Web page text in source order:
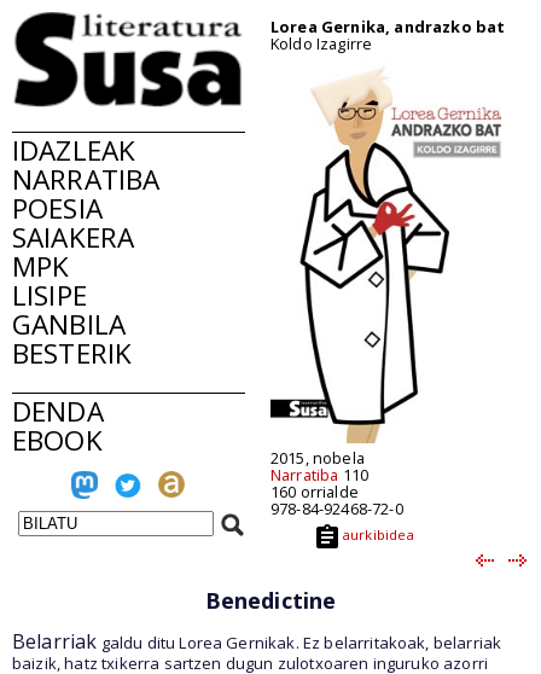
IDAZLEAK
NARRATIBA
POESIA
SAIAKERA
MPK
LISIPE
GANBILA
BESTERIK
DENDA
EBOOK
Lorea Gernika, andrazko bat
Koldo Izagirre
2015, nobela
Narratiba 110
160 orrialde
978-84-92468-72-0
aurkibidea
Benedictine
Belarriak galdu ditu Lorea Gernikak. Ez belarritakoak, belarriak
baizik, hatz txikerra sartzen dugun zulotxoaren inguruko azorri